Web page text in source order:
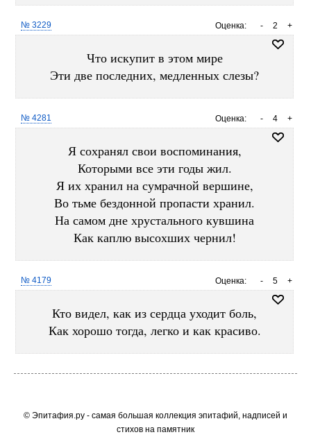
Оценка: +
2
-
№ 3229
Что искупит в этом мире
Эти две последних, медленных слезы?
Оценка: +
4
-
№ 4281
Я сохранял свои воспоминания,
Которыми все эти годы жил.
Я их хранил на сумрачной вершине,
Во тьме бездонной пропасти хранил.
На самом дне хрустального кувшина
Как каплю высохших чернил!
Оценка: +
5
-
№ 4179
Кто видел, как из сердца уходит боль,
Как хорошо тогда, легко и как красиво.
© Эпитафия.ру - самая большая коллекция эпитафий, надписей и
стихов на памятник